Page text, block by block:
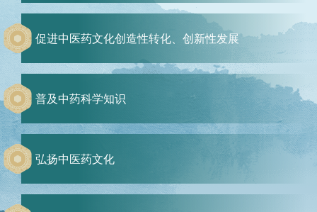
促进中医药文化创造性转化、创新性发展
普及中药科学知识
弘扬中医药文化